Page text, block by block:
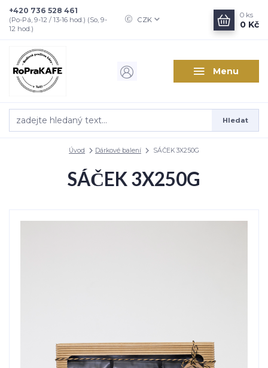
Menu
CZK
Hledat
+420 736 528 461
(Po-Pá, 9-12 / 13-16 hod.) (So, 9-
12 hod.)
0 ks
0 Kč
Úvod Dárkové balení SÁČEK 3X250G
SÁČEK 3X250G